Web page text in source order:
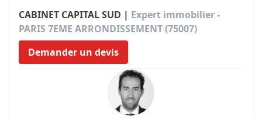
CABINET CAPITAL SUD | Expert immobilier -
PARIS 7EME ARRONDISSEMENT (75007)
Demander un devis